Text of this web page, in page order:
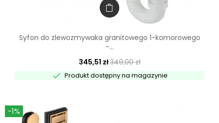
Syfon do zlewozmywaka granitowego 1-komorowego
-...
345,51 zł349,00 zł
 Produkt dostępny na magazynie
-1%